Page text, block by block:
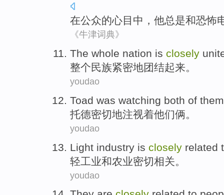
在公众的心目中 ， 他总是和恐怖
《牛津词典》
The whole nation is closely
整个民族紧密地团结起来。
youdao
Toad was watching both of them
托德密切地注视着他们俩。
youdao
Light industry is closely related
轻工业和农业密切相关 。
youdao